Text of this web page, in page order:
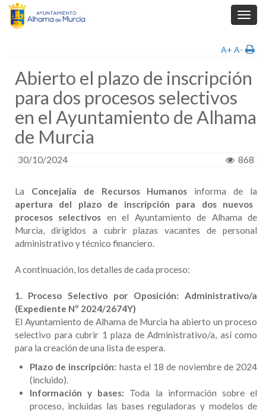
A+ A-
Abierto el plazo de inscripción
para dos procesos selectivos
en el Ayuntamiento de Alhama
de Murcia
30/10/2024 868
La Concejalía de Recursos Humanos informa de la
apertura del plazo de inscripción para dos nuevos
procesos selectivos en el Ayuntamiento de Alhama de
Murcia, dirigidos a cubrir plazas vacantes de personal
administrativo y técnico financiero.
A continuación, los detalles de cada proceso:
1. Proceso Selectivo por Oposición: Administrativo/a
(Expediente Nº 2024/2674Y)
El Ayuntamiento de Alhama de Murcia ha abierto un proceso
selectivo para cubrir 1 plaza de Administrativo/a, así como
para la creación de una lista de espera.
Plazo de inscripción: hasta el 18 de noviembre de 2024
(incluido).
Información y bases: Toda la información sobre el
proceso, incluidas las bases reguladoras y modelos de